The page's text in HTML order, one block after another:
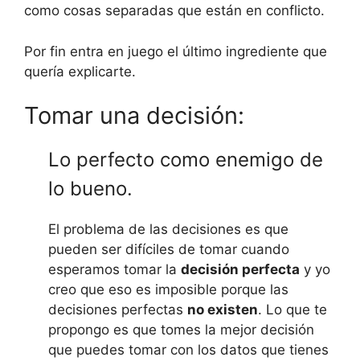
como cosas separadas que están en conflicto.
Por fin entra en juego el último ingrediente que
quería explicarte.
Tomar una decisión:
Lo perfecto como enemigo de
lo bueno.
El problema de las decisiones es que
pueden ser difíciles de tomar cuando
esperamos tomar la decisión perfecta y yo
creo que eso es imposible porque las
decisiones perfectas no existen. Lo que te
propongo es que tomes la mejor decisión
que puedes tomar con los datos que tienes